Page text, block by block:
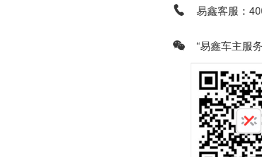
易鑫客服：
“易鑫车主服